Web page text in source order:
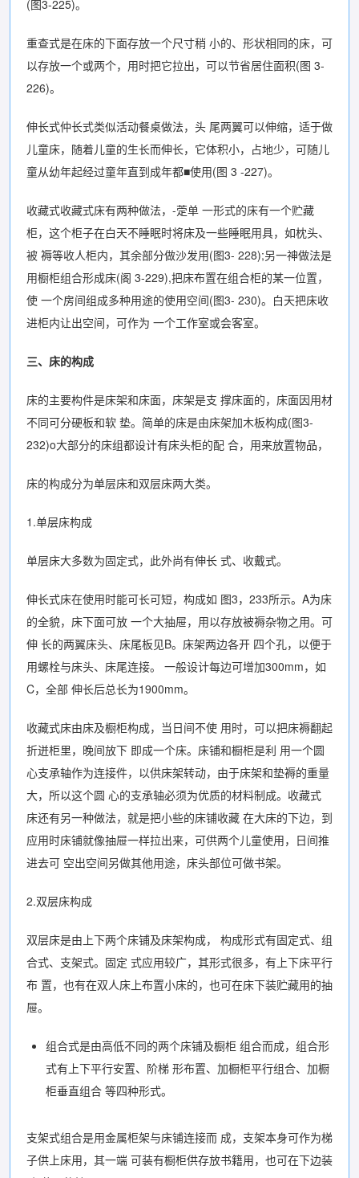
(图3-225)。
重查式是在床的下面存放一个尺寸稍 小的、形状相同的床，可
以存放一个或两个，用时把它拉出，可以节省居住面积(图 3-
226)。
伸长式仲长式类似活动餐桌做法，头 尾两翼可以伸缩，适于做
儿童床，随着儿童的生长而伸长，它体积小，占地少，可随儿
童从幼年起经过童年直到成年都■使用(图 3 -227)。
收藏式收藏式床有两种做法，-萣单 一形式的床有一个贮藏
柜，这个柜子在白天不睡眠时将床及一些睡眠用具，如枕头、
被 褥等收人柜内，其余部分做沙发用(图3- 228);另一神做法是
用橱柜组合形成床(阁 3-229),把床布置在组合柜的某一位置，
使 一个房间组成多种用途的使用空间(图3- 230)。白天把床收
进柜内让出空间，可作为 一个工作室或会客室。
三、床的构成
床的主要构件是床架和床面，床架是支 撑床面的，床面因用材
不同可分硬板和软 垫。简单的床是由床架加木板构成(图3-
232)o大部分的床组都设计有床头柜的配 合，用来放置物品，
床的构成分为单层床和双层床两大类。
1.单层床构成
单层床大多数为固定式，此外尚有伸长 式、收戴式。
伸长式床在使用时能可长可短，构成如 图3，233所示。A为床
的全貌，床下面可放 一个大抽屉，用以存放被褥杂物之用。可
伸 长的两翼床头、床尾板见B。床架两边各开 四个孔，以便于
用螺栓与床头、床尾连接。 一般设计每边可增加300mm，如
C，全部 伸长后总长为1900mm。
收藏式床由床及橱柜构成，当日间不使 用时，可以把床褥翻起
折迸柜里，晚间放下 即成一个床。床铺和橱柜是利 用一个圆
心支承轴作为连接件，以供床架转动，由于床架和垫褥的重量
大，所以这个圆 心的支承轴必须为优质的材料制成。收藏式
床还有另一种做法，就是把小些的床铺收藏 在大床的下边，到
应用时床铺就像抽屉一样拉出来，可供两个儿童使用，日间推
进去可 空出空间另做其他用途，床头部位可做书架。
2.双层床构成
双层床是由上下两个床铺及床架构成， 构成形式有固定式、组
合式、支架式。固定 式应用较广，其形式很多，有上下床平行
布 置，也有在双人床上布置小床的，也可在床下装贮藏用的抽
屉。
组合式是由高低不同的两个床铺及橱柜 组合而成，组合形
式有上下平行安置、阶梯 形布置、加橱柜平行组合、加橱
柜垂直组合 等四种形式。
支架式组合是用金属柜架与床铺连接而 成，支架本身可作为梯
子供上床用，其一端 可装有橱柜供存放书籍用，也可在下边装